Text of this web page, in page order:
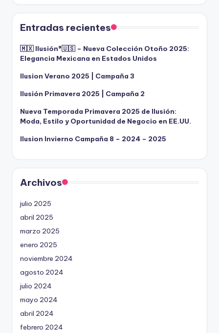
Entradas recientes
🇲🇽 Ilusión®️🇺🇸 – Nueva Colección Otoño 2025:
Elegancia Mexicana en Estados Unidos
Ilusion Verano 2025 | Campaña 3
Ilusión Primavera 2025 | Campaña 2
Nueva Temporada Primavera 2025 de Ilusión:
Moda, Estilo y Oportunidad de Negocio en EE.UU.
Ilusion Invierno Campaña 8 – 2024 – 2025
Archivos
julio 2025
abril 2025
marzo 2025
enero 2025
noviembre 2024
agosto 2024
julio 2024
mayo 2024
abril 2024
febrero 2024